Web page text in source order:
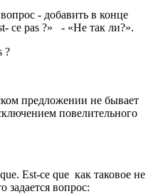
- добавить в конце
ce pas ?» - «Не так ли?».
?
предложении не бывает
по­велительного
Est-ce que как таковое не
задается вопрос: